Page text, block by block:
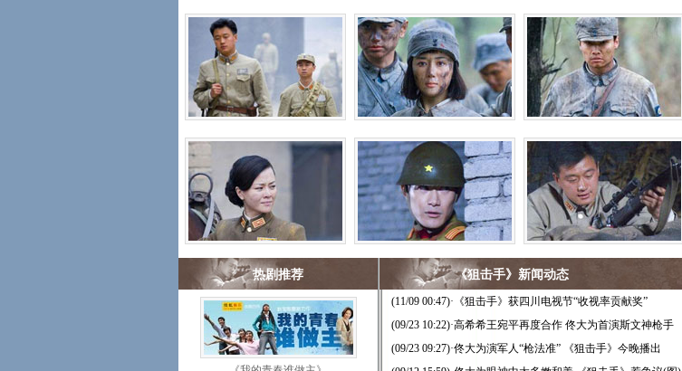
热剧推荐 《狙击手》新闻动态
(11/09 00:47)· 《狙击手》获四川电视节“收视率贡献奖”
(09/23 10:22)·高希希王宛平再度合作 佟大为首演斯文神枪手
(09/23 09:27)·佟大为演军人“枪法准” 《狙击手》今晚播出